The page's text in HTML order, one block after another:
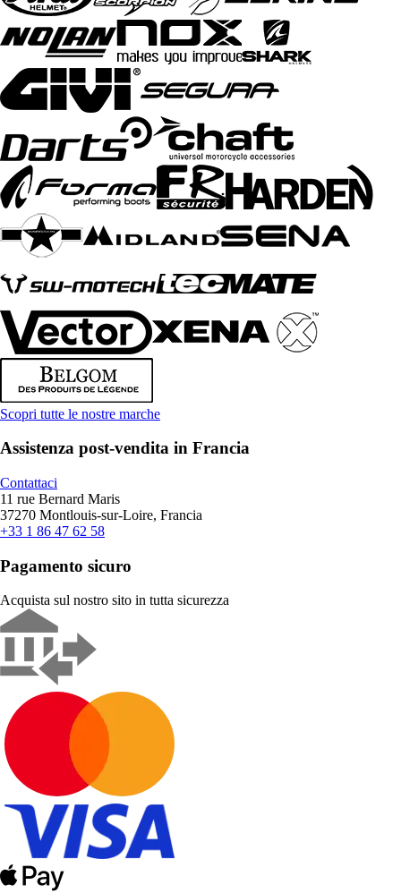
Scopri tutte le nostre marche
Assistenza post-vendita in Francia
Contattaci
11 rue Bernard Maris
37270 Montlouis-sur-Loire, Francia
+33 1 86 47 62 58
Pagamento sicuro
Acquista sul nostro sito in tutta sicurezza